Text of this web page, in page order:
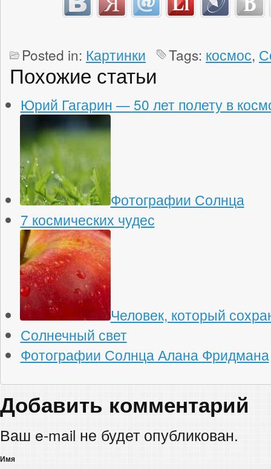
Posted in: Картинки Tags: космос,
Похожие статьи
Юрий Гагарин — 50 лет полету в
Фотографии Солнца
7 космических чудес
Человек, который
Солнечный свет
Фотографии Солнца Алана Фридмана
Добавить комментарий
Ваш e-mail не будет опубликован.
Имя